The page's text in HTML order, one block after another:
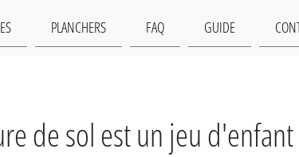
PLANCHERS FAQ GUIDE
de sol est un jeu